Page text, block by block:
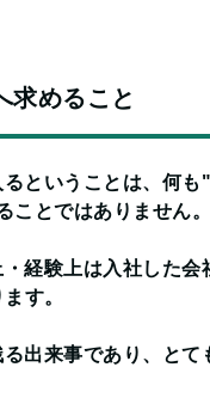
求めること
ということは、何も
とではありません。
経験上は入社した会
す。
出来事であり、とて